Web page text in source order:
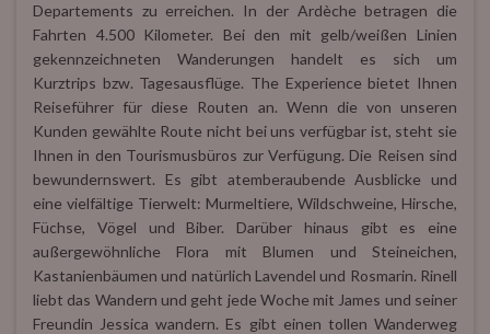
Departements zu erreichen. In der Ardèche betragen die
Fahrten 4.500 Kilometer. Bei den mit gelb/weißen Linien
gekennzeichneten Wanderungen handelt es sich um
Kurztrips bzw. Tagesausflüge. The Experience bietet Ihnen
Reiseführer für diese Routen an. Wenn die von unseren
Kunden gewählte Route nicht bei uns verfügbar ist, steht sie
Ihnen in den Tourismusbüros zur Verfügung. Die Reisen sind
bewundernswert. Es gibt atemberaubende Ausblicke und
eine vielfältige Tierwelt: Murmeltiere, Wildschweine, Hirsche,
Füchse, Vögel und Biber. Darüber hinaus gibt es eine
außergewöhnliche Flora mit Blumen und Steineichen,
Kastanienbäumen und natürlich Lavendel und Rosmarin. Rinell
liebt das Wandern und geht jede Woche mit James und seiner
Freundin Jessica wandern. Es gibt einen tollen Wanderweg